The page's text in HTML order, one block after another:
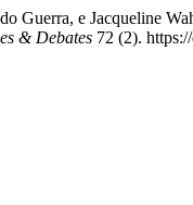
Guerra, e Jacqueline
& Debates 72 (2).